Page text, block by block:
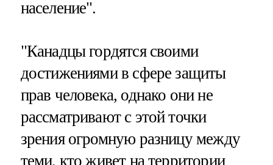
население".
"Канадцы гордятся своими
достижениями в сфере защиты
прав человека, однако они не
рассматривают с этой точки
зрения огромную разницу между
теми, кто живет на территории